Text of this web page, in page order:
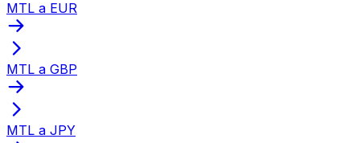
MTL a EUR
MTL a GBP
MTL a JPY